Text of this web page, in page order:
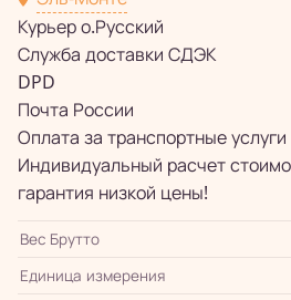
Курьер о.Русский
Служба доставки СДЭК
DPD
Почта России
Оплата за транспортные
Индивидуальный расчет
гарантия низкой цены!
Вес Брутто
Единица измерения